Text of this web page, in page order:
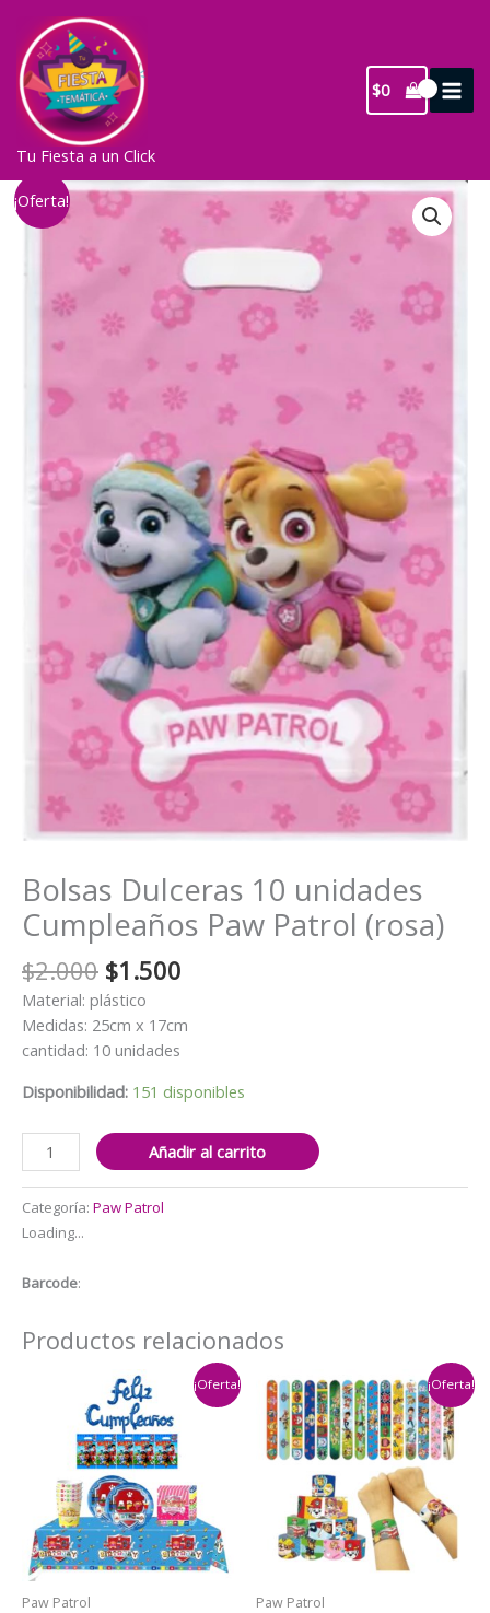
contenido
Tu Fiesta a un Click
$0
¡Oferta!
Bolsas Dulceras 10 unidades
Cumpleaños Paw Patrol (rosa)
$2.000 El
precio
original
era:
$1.500
actual
Material: plástico
Medidas: 25cm x 17cm
cantidad: 10 unidades
Disponibilidad: 151 disponibles
Bolsas
Dulceras
10
unidades
Cumpleaños
Patrol
cantidad
Añadir al carrito
Categoría: Paw Patrol
Loading...
Barcode:
Productos relacionados
¡Oferta!
Paw Patrol
¡Oferta!
Paw Patrol